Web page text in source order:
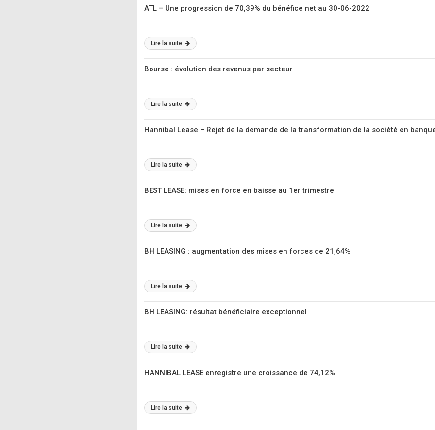
ATL – Une progression de 70,39% du bénéfice net au 30-06-2022
Lire la suite
Bourse : évolution des revenus par secteur
Lire la suite
Hannibal Lease – Rejet de la demande de la transformation de la société en
Lire la suite
BEST LEASE: mises en force en baisse au 1er trimestre
Lire la suite
BH LEASING : augmentation des mises en forces de 21,64%
Lire la suite
BH LEASING: résultat bénéficiaire exceptionnel
Lire la suite
HANNIBAL LEASE enregistre une croissance de 74,12%
Lire la suite